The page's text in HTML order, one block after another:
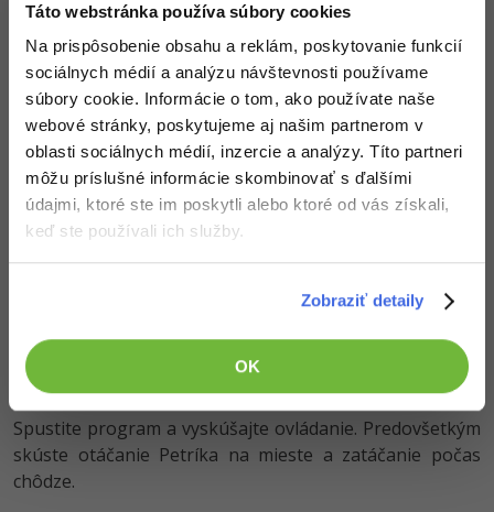
Táto webstránka používa súbory cookies
Na prispôsobenie obsahu a reklám, poskytovanie funkcií
sociálnych médií a analýzu návštevnosti používame
súbory cookie. Informácie o tom, ako používate naše
webové stránky, poskytujeme aj našim partnerom v
oblasti sociálnych médií, inzercie a analýzy. Títo partneri
môžu príslušné informácie skombinovať s ďalšími
údajmi, ktoré ste im poskytli alebo ktoré od vás získali,
keď ste používali ich služby.
Zobraziť detaily
OK
čakania. Hlavné slučka programu totiž potrebuje, aby
každý jej priechod trval aspoň jedno čakanie kvôli
rovnomernému vytváranie nových príšeriek. Jedno
čakanie je v hlavnej slučke dosadené v prípade, že nie je
stlačené žiadne tlačidlo pre pohyb. Čakanie pri stlačení
klávesy pre pohyb je obslúžených v tejto funkcii. Nečaká
sa po príkaze kroku, príkaz kroku už čakania
zabezpečuje vnútorne. Ale môžete si skúsiť prvok
čakania vypnúť s
a vyskúšať čo sa stane keď narazíte do steny
Ak nie je Petřík správne otočený, otočí sa do
zabezpečuje, aby sa Petřík pri krátkom ťuknutie do
klávesnice nerozišiel.
Spustite program a vyskúšajte ovládanie. Predovšetkým
skúste otáčanie Petríka na mieste a zatáčanie počas
chôdze.